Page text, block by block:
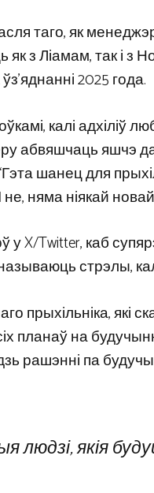
таго, як
як з Ліамам, так і
2025 года.
калі адхіліў
абвяшчаць яшчэ
шанец для
няма ніякай
X/Twitter, каб
стрэлы,
прыхільніка, які
планаў на
рашэнні па
людзі, якія